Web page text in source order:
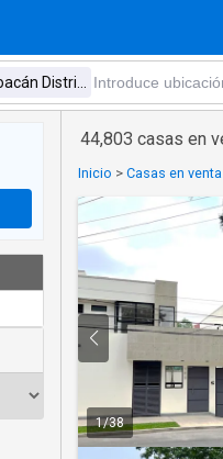
44,803 casas en
Inicio > Casas en
1/38